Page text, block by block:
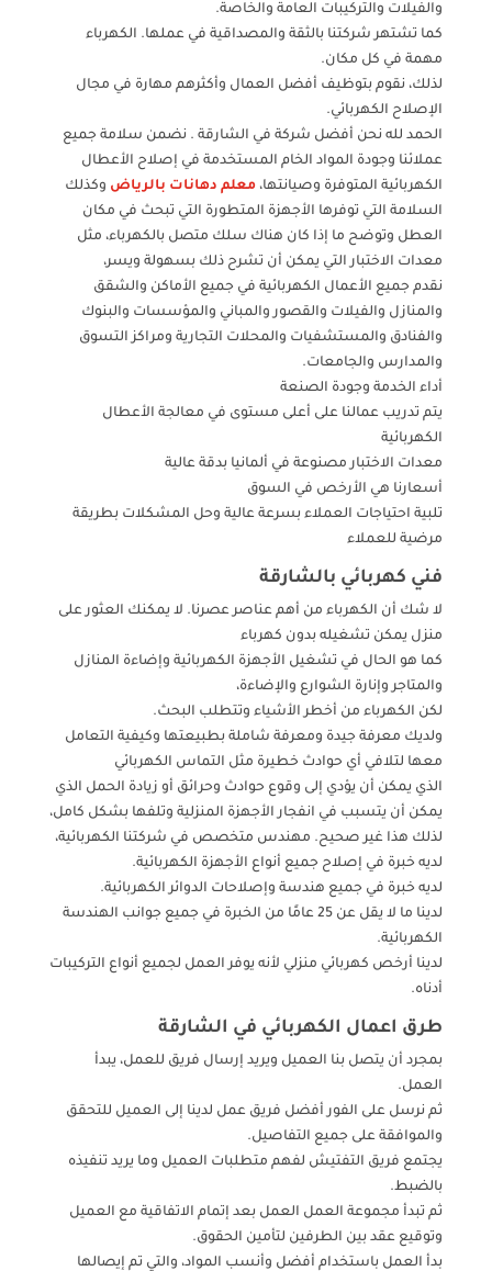
والفيلات والتركيبات العامة والخاصة.
كما تشتهر شركتنا بالثقة والمصداقية في عملها. الكهرباء
مهمة في كل مكان.
لذلك، نقوم بتوظيف أفضل العمال وأكثرهم مهارة في مجال
الإصلاح الكهربائي.
الحمد لله نحن أفضل شركة في الشارقة . نضمن سلامة جميع
عملائنا وجودة المواد الخام المستخدمة في إصلاح الأعطال
الكهربائية المتوفرة وصيانتها، معلم دهانات بالرياض وكذلك
السلامة التي توفرها الأجهزة المتطورة التي تبحث في مكان
العطل وتوضح ما إذا كان هناك سلك متصل بالكهرباء، مثل
معدات الاختبار التي يمكن أن تشرح ذلك بسهولة ويسر،
نقدم جميع الأعمال الكهربائية في جميع الأماكن والشقق
والمنازل والفيلات والقصور والمباني والمؤسسات والبنوك
والفنادق والمستشفيات والمحلات التجارية ومراكز التسوق
والمدارس والجامعات.
أداء الخدمة وجودة الصنعة
يتم تدريب عمالنا على أعلى مستوى في معالجة الأعطال
الكهربائية
معدات الاختبار مصنوعة في ألمانيا بدقة عالية
أسعارنا هي الأرخص في السوق
تلبية احتياجات العملاء بسرعة عالية وحل المشكلات بطريقة
مرضية للعملاء
فني كهربائي بالشارقة
لا شك أن الكهرباء من أهم عناصر عصرنا. لا يمكنك العثور على
منزل يمكن تشغيله بدون كهرباء
كما هو الحال في تشغيل الأجهزة الكهربائية وإضاءة المنازل
والمتاجر وإنارة الشوارع والإضاءة،
لكن الكهرباء من أخطر الأشياء وتتطلب البحث.
ولديك معرفة جيدة ومعرفة شاملة بطبيعتها وكيفية التعامل
معها لتلافي أي حوادث خطيرة مثل التماس الكهربائي
الذي يمكن أن يؤدي إلى وقوع حوادث وحرائق أو زيادة الحمل الذي
يمكن أن يتسبب في انفجار الأجهزة المنزلية وتلفها بشكل كامل،
لذلك هذا غير صحيح. مهندس متخصص في شركتنا الكهربائية،
لديه خبرة في إصلاح جميع أنواع الأجهزة الكهربائية.
لديه خبرة في جميع هندسة وإصلاحات الدوائر الكهربائية.
لدينا ما لا يقل عن 25 عامًا من الخبرة في جميع جوانب الهندسة
الكهربائية.
لدينا أرخص كهربائي منزلي لأنه يوفر العمل لجميع أنواع التركيبات
أدناه.
طرق اعمال الكهربائي في الشارقة
بمجرد أن يتصل بنا العميل ويريد إرسال فريق للعمل، يبدأ
العمل.
ثم نرسل على الفور أفضل فريق عمل لدينا إلى العميل للتحقق
والموافقة على جميع التفاصيل.
يجتمع فريق التفتيش لفهم متطلبات العميل وما يريد تنفيذه
بالضبط.
ثم تبدأ مجموعة العمل العمل بعد إتمام الاتفاقية مع العميل
وتوقيع عقد بين الطرفين لتأمين الحقوق.
بدأ العمل باستخدام أفضل وأنسب المواد، والتي تم إيصالها